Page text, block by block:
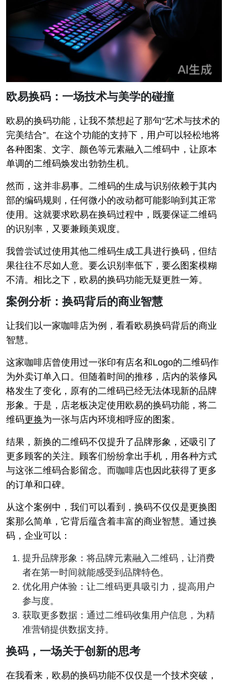
欧易换码：一场技术与美学的碰撞
欧易的换码功能，让我不禁想起了那句“艺术与技术的
完美结合”。在这个功能的支持下，用户可以轻松地将
各种图案、文字、颜色等元素融入二维码中，让原本
单调的二维码焕发出勃勃生机。
然而，这并非易事。二维码的生成与识别依赖于其内
部的编码规则，任何微小的改动都可能影响到其正常
使用。这就要求欧易在换码过程中，既要保证二维码
的识别率，又要兼顾美观度。
我曾尝试过使用其他二维码生成工具进行换码，但结
果往往不尽如人意。要么识别率低下，要么图案模糊
不清。相比之下，欧易的换码功能无疑更胜一筹。
案例分析：换码背后的商业智慧
让我们以一家咖啡店为例，看看欧易换码背后的商业
智慧。
这家咖啡店曾使用过一张印有店名和Logo的二维码作
为外卖订单入口。但随着时间的推移，店内的装修风
格发生了变化，原有的二维码已经无法体现新的品牌
形象。于是，店老板决定使用欧易的换码功能，将二
维码更换为一张与店内环境相呼应的图案。
结果，新换的二维码不仅提升了品牌形象，还吸引了
更多顾客的关注。顾客们纷纷拿出手机，用各种方式
与这张二维码合影留念。而咖啡店也因此获得了更多
的订单和口碑。
从这个案例中，我们可以看到，换码不仅仅是更换图
案那么简单，它背后蕴含着丰富的商业智慧。通过换
码，企业可以：
提升品牌形象：将品牌元素融入二维码，让消费
者在第一时间就能感受到品牌特色。
优化用户体验：让二维码更具吸引力，提高用户
参与度。
获取更多数据：通过二维码收集用户信息，为精
准营销提供数据支持。
换码，一场关于创新的思考
在我看来，欧易的换码功能不仅仅是一个技术突破，